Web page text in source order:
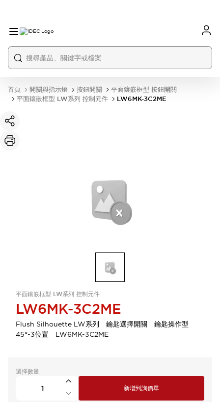
首頁 開關與指示燈 按鈕開關
平面鑲嵌框型 按鈕開關
平面鑲嵌框型 LW系列 控制元件
LW6MK-3C2ME
平面鑲嵌框型 LW系列 控制元件
LW6MK-3C2ME
Flush Silhouette LW系列 鑰匙選擇開關 鑰匙操作型
45°-3位置 LW6MK-3C2ME
選擇數量
新增到詢價單